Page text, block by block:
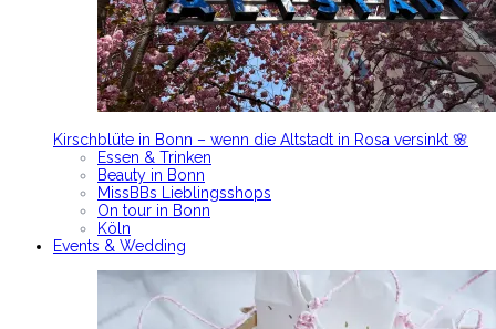
Kirschblüte in Bonn – wenn die Altstadt in Rosa versinkt 🌸
Essen & Trinken
Beauty in Bonn
MissBBs Lieblingsshops
On tour in Bonn
Köln
Events & Wedding